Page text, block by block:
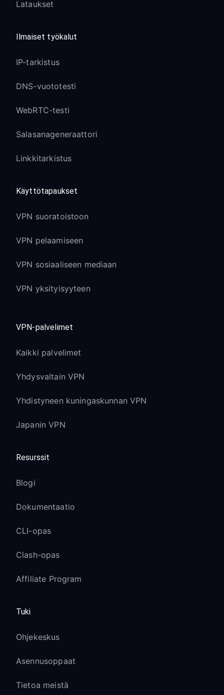
Lataukset
Ilmaiset työkalut
IP-tarkistus
DNS-vuototesti
WebRTC-testi
Salasanageneraattori
Linkkitarkistus
Käyttötapaukset
VPN suoratoistoon
VPN pelaamiseen
VPN sosiaaliseen mediaan
VPN yksityisyyteen
VPN-palvelimet
Kaikki palvelimet
Yhdysvaltain VPN
Yhdistyneen kuningaskunnan VPN
Japanin VPN
Resurssit
Blogi
Dokumentaatio
CLI-opas
Clash-opas
Affiliate Program
Tuki
Ohjekeskus
Asennusoppaat
Tietoa meistä